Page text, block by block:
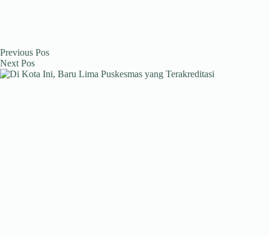
Previous Pos
Next Pos